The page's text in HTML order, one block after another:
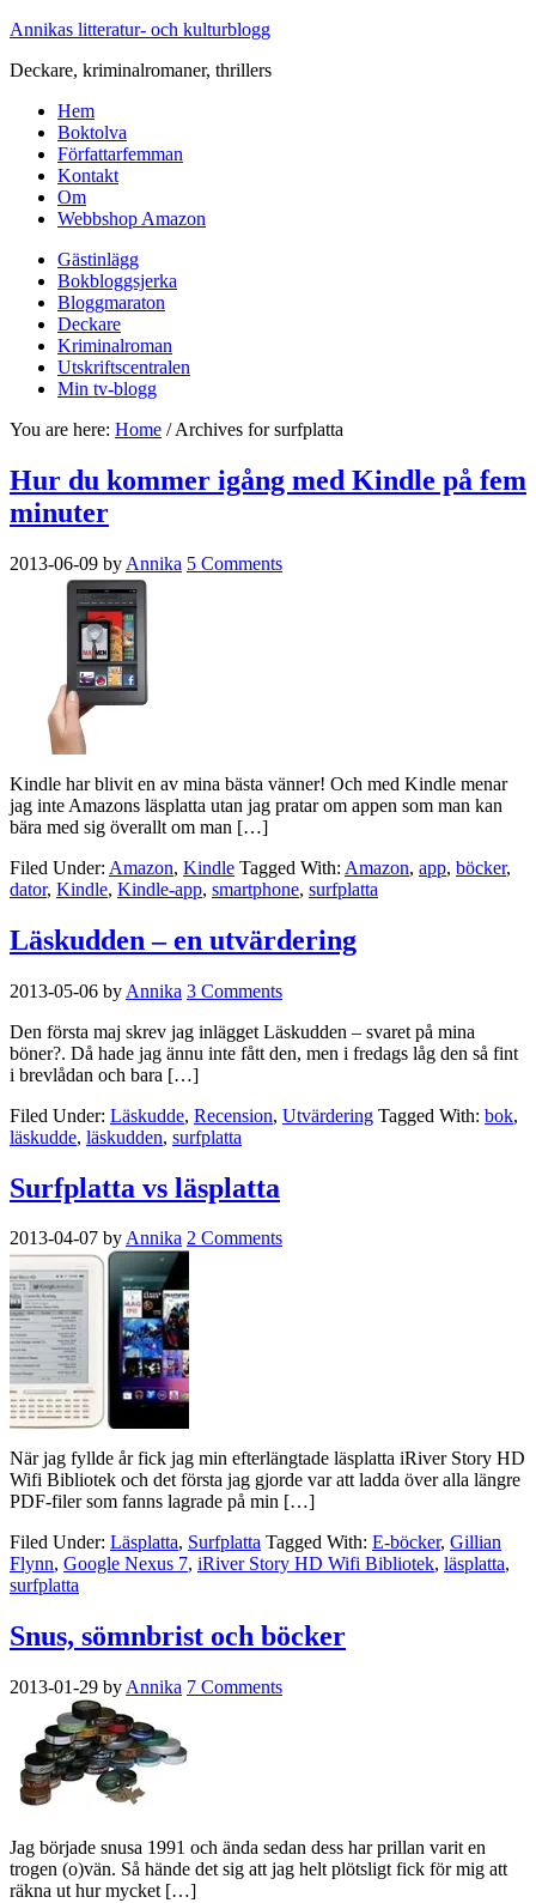
Annikas litteratur- och kulturblogg
Deckare, kriminalromaner, thrillers
Hem
Boktolva
Författarfemman
Kontakt
Om
Webbshop Amazon
Gästinlägg
Bokbloggsjerka
Bloggmaraton
Deckare
Kriminalroman
Utskriftscentralen
Min tv-blogg
You are here: Home /Archives for surfplatta
Hur du kommer igång med Kindle på fem
minuter
2013-06-09 by Annika 5 Comments
Kindle har blivit en av mina bästa vänner! Och med Kindle menar
jag inte Amazons läsplatta utan jag pratar om appen som man kan
bära med sig överallt om man […]
Filed Under: Amazon, Kindle Tagged With: Amazon, app, böcker,
dator, Kindle, Kindle-app, smartphone, surfplatta
Läskudden – en utvärdering
2013-05-06 by Annika 3 Comments
Den första maj skrev jag inlägget Läskudden – svaret på mina
böner?. Då hade jag ännu inte fått den, men i fredags låg den så fint
i brevlådan och bara […]
Filed Under: Läskudde, Recension, Utvärdering Tagged With: bok,
läskudde, läskudden, surfplatta
Surfplatta vs läsplatta
2013-04-07 byAnnika 2 Comments
När jag fyllde år fick jag min efterlängtade läsplatta iRiver Story HD
Wifi Bibliotek och det första jag gjorde var att ladda över alla längre
PDF-filer som fanns lagrade på min […]
Filed Under: Läsplatta, Surfplatta Tagged With: E-böcker, Gillian
Flynn, Google Nexus 7, iRiver Story HD Wifi Bibliotek, läsplatta,
surfplatta
Snus, sömnbrist och böcker
2013-01-29 by Annika 7 Comments
Jag började snusa 1991 och ända sedan dess har prillan varit en
trogen (o)vän. Så hände det sig att jag helt plötsligt fick för mig att
räkna ut hur mycket […]